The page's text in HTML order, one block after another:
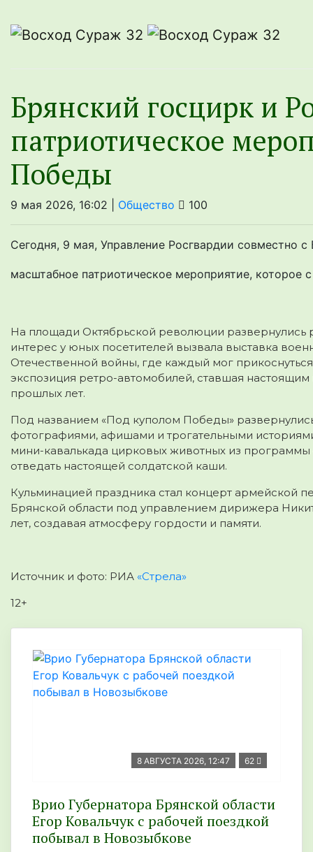
Брянский госцирк и
патриотическое
Победы
9 мая 2026, 16:02 | Общество 100
Сегодня, 9 мая, Управление Росгвардии совместно
масштабное патриотическое мероприятие, которое
На площади Октябрьской революции
интерес у юных посетителей вызвала выставка
Отечественной войны, где каждый мог
экспозиция ретро-автомобилей, ставшая
прошлых лет.
Под названием «Под куполом Победы»
фотографиями, афишами и трогательными
мини-кавалькада цирковых животных из
отведать настоящей солдатской каши.
Кульминацией праздника стал концерт армейской
Брянской области под управлением дирижера
лет, создавая атмосферу гордости и памяти.
Источник и фото: РИА «Стрела»
12+
8 АВГУСТА 2026, 12:47 62
Врио Губернатора Брянской области
Егор Ковальчук с рабочей поездкой
побывал в Новозыбкове